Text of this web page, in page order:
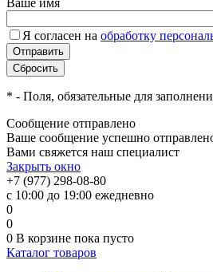
Ваше имя
Я согласен на обработку
* - Поля, обязательные для
Сообщение отправлено
Ваше сообщение успешно
Вами свяжется наш специалист
Закрыть окно
+7 (977) 298-08-80
с 10:00 до 19:00 ежедневно
0
0
0 В корзине пока пусто
Каталог товаров